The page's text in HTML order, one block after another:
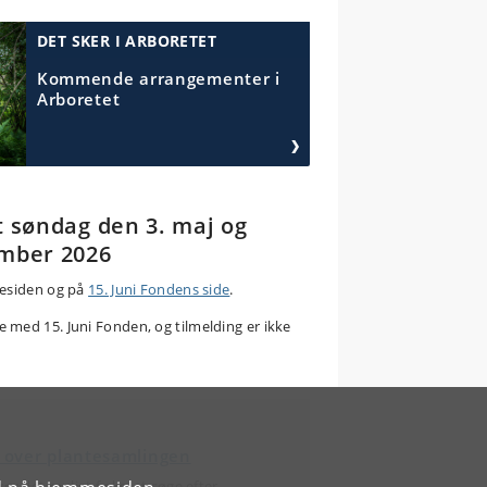
DET SKER I ARBORETET
Kommende arrangementer i
Arboretet
den 3. maj og
2026
og på 15. Juni Fondens side.
15. Juni Fonden, og tilmelding er ikke